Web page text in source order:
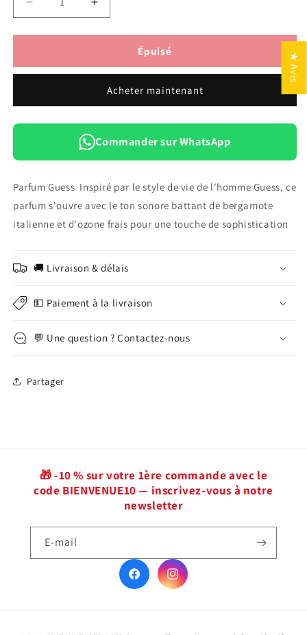
Réduire
la
quantité
Guess
100
Ml
Pour
Homme
Augmenter
la
quantité
Guess
Homme
100
Ml
Eau
De
Pour
Homme
Épuisé
Acheter maintenant
Commander sur WhatsApp
Parfum Guess Inspiré par le style de vie de l'homme Guess, ce
parfum s'ouvre avec le ton sonore battant de bergamote
italienne et d'ozone frais pour une touche de sophistication
🚚 Livraison & délais
💵 Paiement à la livraison
💬 Une question ? Contactez-nous
Partager
🎁 -10 % sur votre 1ère commande avec le
code BIENVENUE10 — inscrivez-vous à notre
newsletter
E-mail
FacebookInstagram
★ Avis